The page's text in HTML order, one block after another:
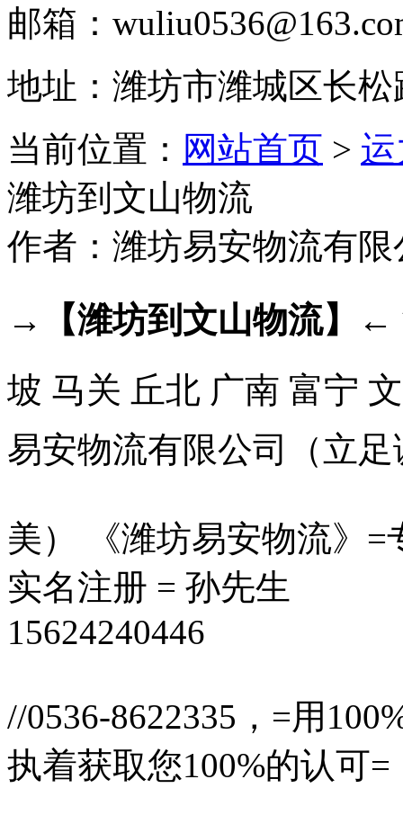
邮箱：
地址：潍坊市潍城区长
当前位置： 网站首页 >
潍坊到文山物流
作者：潍坊易安物流有限
→
【潍坊到文山物流】
←
坡 马关 丘北 广南 富宁
易安物流有限公司（立
美） 《潍坊易安物流》
实名注册 = 孙先生
15624240446
//0536-8622335，=用
执着获取您100%的认可=